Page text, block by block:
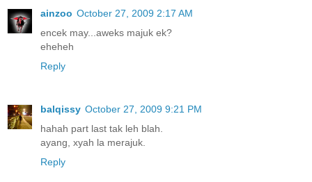
ainzoo October 27, 2009 2:17 AM
encek may...aweks majuk ek?
eheheh
Reply
balqissy October 27, 2009 9:21 PM
hahah part last tak leh blah.
ayang, xyah la merajuk.
Reply